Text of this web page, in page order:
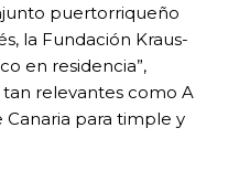
puertorriqueño
la Fundación Kraus-
en residencia”,
relevantes como A
Canaria para timple y